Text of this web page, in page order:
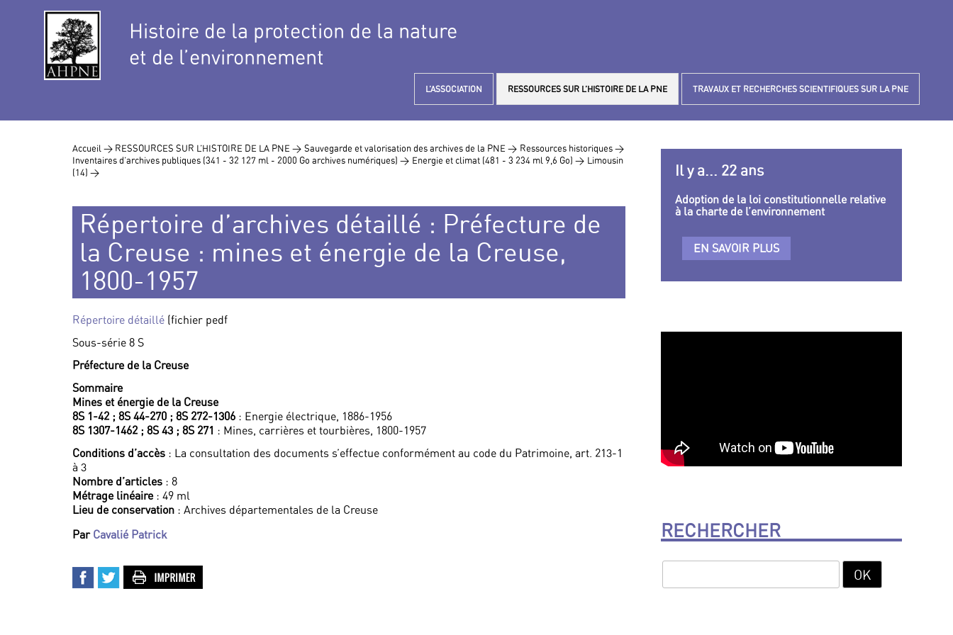
Histoire de la protection de la nature
et de l’environnement
L’ASSOCIATION RESSOURCES SUR L’HISTOIRE DE LA PNE TRAVAUX ET RECHERCHES SCIENTIFIQUES SUR LA PNE
Accueil > RESSOURCES SUR L’HISTOIRE DE LA PNE > Sauvegarde et valorisation des archives de la PNE > Ressources historiques >
Inventaires d’archives publiques (341 - 32 127 ml - 2000 Go archives numériques) > Energie et climat (481 - 3 234 ml 9,6 Go) > Limousin
(14) >
Répertoire d’archives détaillé : Préfecture de
la Creuse : mines et énergie de la Creuse,
1800-1957
Répertoire détaillé (fichier pedf
Sous-série 8 S
Préfecture de la Creuse
Sommaire
Mines et énergie de la Creuse
8S 1-42 ; 8S 44-270 ; 8S 272-1306 : Energie électrique, 1886-1956
8S 1307-1462 ; 8S 43 ; 8S 271 : Mines, carrières et tourbières, 1800-1957
Conditions d’accès : La consultation des documents s’effectue conformément au code du Patrimoine, art. 213-1
à 3
Nombre d’articles : 8
Métrage linéaire: 49 ml
Lieu de conservation : Archives départementales de la Creuse
Par Cavalié Patrick
Il y a... 22 ans
Adoption de la loi constitutionnelle relative
à la charte de l’environnement
EN SAVOIR PLUS
RECHERCHER